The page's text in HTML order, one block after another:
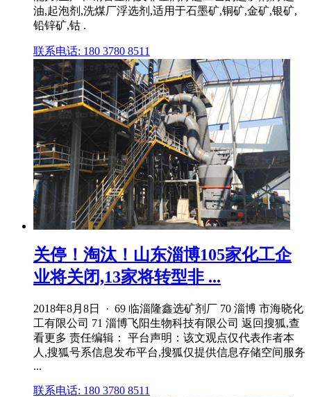
油,起泡剂,洗煤厂浮选剂,适用于石墨矿,铜矿,金矿,银矿,
铅锌矿,钴 .
联系电话: 180 3780 8511
关停！淘汰！山东淄博105家化工企
业将关闭,13家将转型非 ...
2018年8月8日 · 69 临淄隆鑫选矿剂厂 70 淄博 市海晓化
工有限公司 71 淄博飞阳生物科技有限公司 返回搜狐,查
看更多 责任编辑： 平台声明：该文观点仅代表作者本
人,搜狐号系信息发布平台,搜狐仅提供信息存储空间服务
...
联系电话: 180 3780 8511